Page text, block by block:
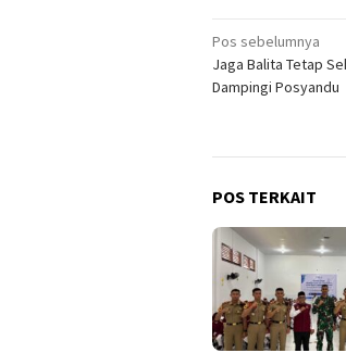
Navigasi
pos
Pos sebelumnya
Jaga Balita Tetap
Dampingi Posyandu
POS TERKAIT